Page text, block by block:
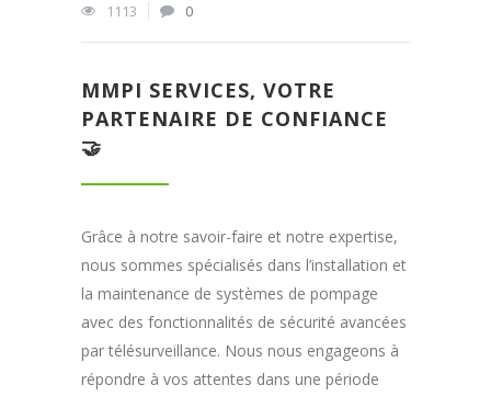
1113
0
MMPI SERVICES, VOTRE
PARTENAIRE DE CONFIANCE
🤝
Grâce à notre savoir-faire et notre expertise,
nous sommes spécialisés dans l’installation et
la maintenance de systèmes de pompage
avec des fonctionnalités de sécurité avancées
par télésurveillance. Nous nous engageons à
répondre à vos attentes dans une période